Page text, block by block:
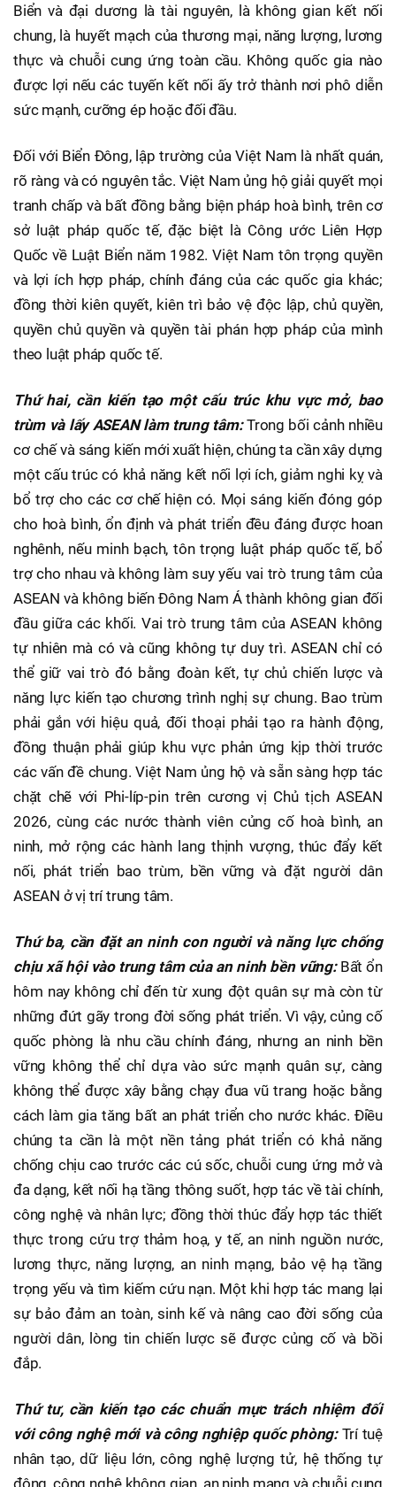
Biển và đại dương là tài nguyên, là không gian kết nối
chung, là huyết mạch của thương mại, năng lượng, lương
thực và chuỗi cung ứng toàn cầu. Không quốc gia nào
được lợi nếu các tuyến kết nối ấy trở thành nơi phô diễn
sức mạnh, cưỡng ép hoặc đối đầu.
Đối với Biển Đông, lập trường của Việt Nam là nhất quán,
rõ ràng và có nguyên tắc. Việt Nam ủng hộ giải quyết mọi
tranh chấp và bất đồng bằng biện pháp hoà bình, trên cơ
sở luật pháp quốc tế, đặc biệt là Công ước Liên Hợp
Quốc về Luật Biển năm 1982. Việt Nam tôn trọng quyền
và lợi ích hợp pháp, chính đáng của các quốc gia khác;
đồng thời kiên quyết, kiên trì bảo vệ độc lập, chủ quyền,
quyền chủ quyền và quyền tài phán hợp pháp của mình
theo luật pháp quốc tế.
Thứ hai, cần kiến tạo một cấu trúc khu vực mở, bao
trùm và lấy ASEAN làm trung tâm:Trong bối cảnh nhiều
cơ chế và sáng kiến mới xuất hiện, chúng ta cần xây dựng
một cấu trúc có khả năng kết nối lợi ích, giảm nghi kỵ và
bổ trợ cho các cơ chế hiện có. Mọi sáng kiến đóng góp
cho hoà bình, ổn định và phát triển đều đáng được hoan
nghênh, nếu minh bạch, tôn trọng luật pháp quốc tế, bổ
trợ cho nhau và không làm suy yếu vai trò trung tâm của
ASEAN và không biến Đông Nam Á thành không gian đối
đầu giữa các khối. Vai trò trung tâm của ASEAN không
tự nhiên mà có và cũng không tự duy trì. ASEAN chỉ có
thể giữ vai trò đó bằng đoàn kết, tự chủ chiến lược và
năng lực kiến tạo chương trình nghị sự chung. Bao trùm
phải gắn với hiệu quả, đối thoại phải tạo ra hành động,
đồng thuận phải giúp khu vực phản ứng kịp thời trước
các vấn đề chung. Việt Nam ủng hộ và sẵn sàng hợp tác
chặt chẽ với Phi-líp-pin trên cương vị Chủ tịch ASEAN
2026, cùng các nước thành viên củng cố hoà bình, an
ninh, mở rộng các hành lang thịnh vượng, thúc đẩy kết
nối, phát triển bao trùm, bền vững và đặt người dân
ASEAN ở vị trí trung tâm.
Thứ ba, cần đặt an ninh con người và năng lực chống
chịu xã hội vào trung tâm của an ninh bền vững: Bất ổn
hôm nay không chỉ đến từ xung đột quân sự mà còn từ
những đứt gãy trong đời sống phát triển. Vì vậy, củng cố
quốc phòng là nhu cầu chính đáng, nhưng an ninh bền
vững không thể chỉ dựa vào sức mạnh quân sự, càng
không thể được xây bằng chạy đua vũ trang hoặc bằng
cách làm gia tăng bất an phát triển cho nước khác. Điều
chúng ta cần là một nền tảng phát triển có khả năng
chống chịu cao trước các cú sốc, chuỗi cung ứng mở và
đa dạng, kết nối hạ tầng thông suốt, hợp tác về tài chính,
công nghệ và nhân lực; đồng thời thúc đẩy hợp tác thiết
thực trong cứu trợ thảm hoạ, y tế, an ninh nguồn nước,
lương thực, năng lượng, an ninh mạng, bảo vệ hạ tầng
trọng yếu và tìm kiếm cứu nạn. Một khi hợp tác mang lại
sự bảo đảm an toàn, sinh kế và nâng cao đời sống của
người dân, lòng tin chiến lược sẽ được củng cố và bồi
đắp.
Thứ tư, cần kiến tạo các chuẩn mực trách nhiệm đối
với công nghệ mới và công nghiệp quốc phòng: Trí tuệ
nhân tạo, dữ liệu lớn, công nghệ lượng tử, hệ thống tự
động, công nghệ không gian, an ninh mạng và chuỗi cung